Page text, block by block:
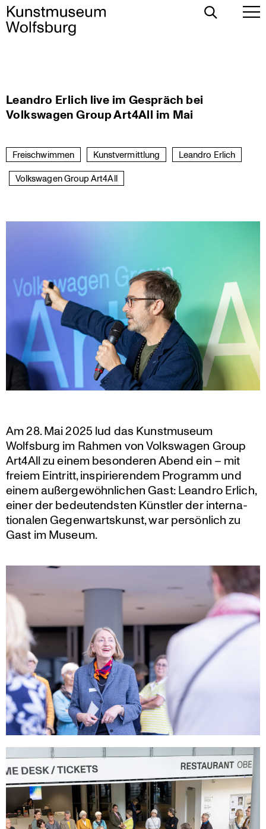
Skip
to
Toggle
Leandro Erlich live im Gespräch bei
Volkswagen Group Art4All im Mai
Freischwimmen Kunstvermittlung
Leandro Erlich
Volkswagen Group Art4All
Am 28. Mai 2025 lud das Kunst­mu­seum
Wolfsburg im Rahmen von Volks­wagen Group
Art4All zu einem beson­deren Abend ein – mit
freiem Eintritt, inspi­rie­rendem Programm und
einem außer­ge­wöhn­li­chen Gast: Leandro Erlich,
einer der bedeu­tendsten Künstler der inter­na­
tio­nalen Gegen­warts­kunst, war persön­lich zu
Gast im Museum.